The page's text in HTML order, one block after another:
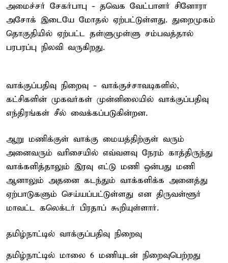
அமைச்சர் சேகர்பாபு - தவெக வேட்பாளர் சினோரா
அசோக் இடையே மோதல் ஏற்பட்டுள்ளது. துறைமுகம்
தொகுதியில் ஏற்பட்ட தள்ளுமுள்ளு சம்பவத்தால்
பரபரப்பு நிலவி வருகிறது.
வாக்குப்பதிவு நிறைவு - வாக்குச்சாவடிகளில்,
கட்சிகளின் முகவர்கள் முன்னிலையில் வாக்குப்பதிவு
எந்திரங்கள் சீல் வைக்கப்படுகின்றன.
ஆறு மணிக்குள் வாக்கு மையத்திற்குள் வரும்
அனைவரும் வரிசையில் எவ்வளவு நேரம் காத்திருந்து
வாக்களித்தாலும் இரவு எட்டு மணி ஒன்பது மணி
ஆனாலும் அதனை கடந்தும் வாக்களிக்க அனைத்து
ஏற்பாடுகளும் செய்யப்பட்டுள்ளது என திருவள்ளூர்
மாவட்ட கலெக்டர் பிரதாப் கூறியுள்ளார்.
தமிழ்நாட்டில் வாக்குப்பதிவு நிறைவு
தமிழ்நாட்டில் மாலை 6 மணியுடன் நிறைவுபெற்றது